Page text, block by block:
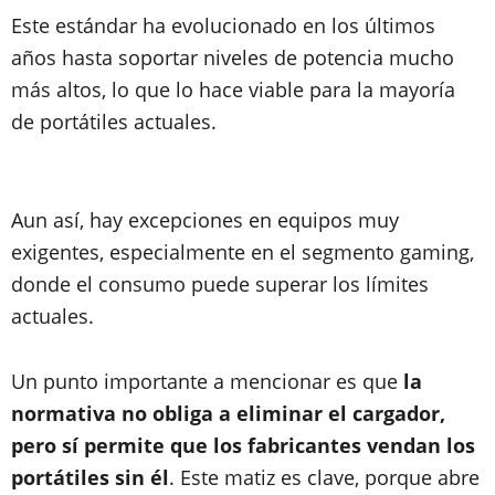
Este estándar ha evolucionado en los últimos
años hasta soportar niveles de potencia mucho
más altos, lo que lo hace viable para la mayoría
de portátiles actuales.
Aun así, hay excepciones en equipos muy
exigentes, especialmente en el segmento gaming,
donde el consumo puede superar los límites
actuales.
Un punto importante a mencionar es que la
normativa no obliga a eliminar el cargador,
pero sí permite que los fabricantes vendan los
portátiles sin él. Este matiz es clave, porque abre